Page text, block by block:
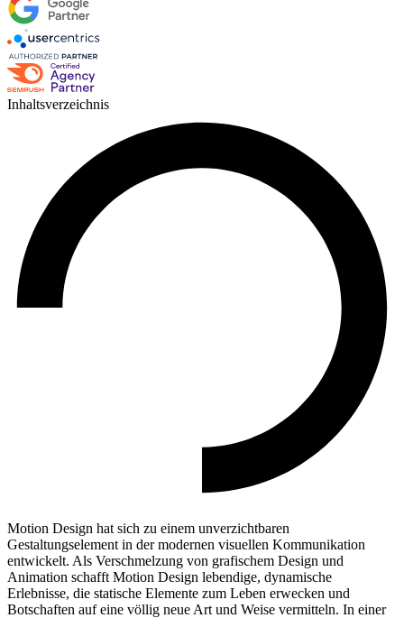
Inhaltsverzeichnis
Motion Design hat sich zu einem unverzichtbaren
Gestaltungselement in der modernen visuellen Kommunikation
entwickelt. Als Verschmelzung von grafischem Design und
Animation schafft Motion Design lebendige, dynamische
Erlebnisse, die statische Elemente zum Leben erwecken und
Botschaften auf eine völlig neue Art und Weise vermitteln. In einer